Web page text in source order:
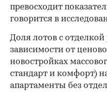
превосходит
говорится в
Доля лотов с отделкой
зависимости от
новостройках
стандарт и комфорт)
апартаменты без